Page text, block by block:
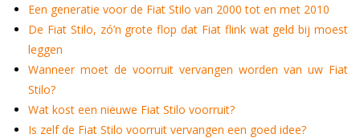
Een generatie voor de Fiat Stilo van 2000 tot en met 2010
De Fiat Stilo, zó’n grote flop dat Fiat flink wat geld bij moest
leggen
Wanneer moet de voorruit vervangen worden van uw Fiat
Stilo?
Wat kost een nieuwe Fiat Stilo voorruit?
Is zelf de Fiat Stilo voorruit vervangen een goed idee?